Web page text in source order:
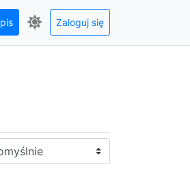
Zaloguj się